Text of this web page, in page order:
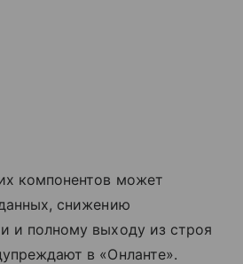
компонентов может
снижению
и полному выходу из строя
в «Онланте».